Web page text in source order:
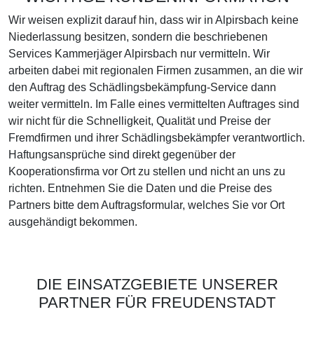
Wir weisen explizit darauf hin, dass wir in Alpirsbach keine
Niederlassung besitzen, sondern die beschriebenen
Services Kammerjäger Alpirsbach nur vermitteln. Wir
arbeiten dabei mit regionalen Firmen zusammen, an die wir
den Auftrag des Schädlingsbekämpfung-Service dann
weiter vermitteln. Im Falle eines vermittelten Auftrages sind
wir nicht für die Schnelligkeit, Qualität und Preise der
Fremdfirmen und ihrer Schädlingsbekämpfer verantwortlich.
Haftungsansprüche sind direkt gegenüber der
Kooperationsfirma vor Ort zu stellen und nicht an uns zu
richten. Entnehmen Sie die Daten und die Preise des
Partners bitte dem Auftragsformular, welches Sie vor Ort
ausgehändigt bekommen.
DIE EINSATZGEBIETE UNSERER
PARTNER FÜR FREUDENSTADT